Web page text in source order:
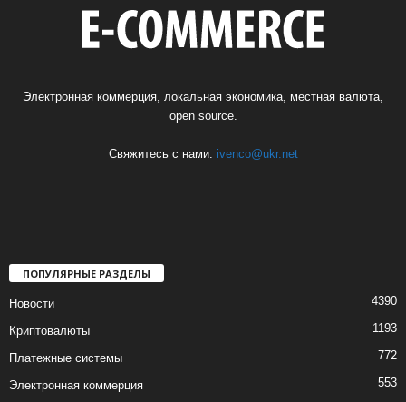
Электронная коммерция, локальная экономика, местная валюта,
open source.
Свяжитесь с нами: ivenco@ukr.net
ПОПУЛЯРНЫЕ РАЗДЕЛЫ
Новости 4390
Криптовалюты 1193
Платежные системы 772
Электронная коммерция 553